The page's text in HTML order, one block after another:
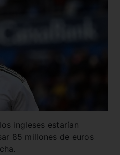
ingleses estarían
85 millones de euros